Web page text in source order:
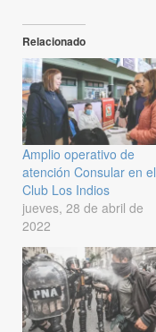
Relacionado
Amplio operativo de
atención Consular en el
Club Los Indios
jueves, 28 de abril de
2022